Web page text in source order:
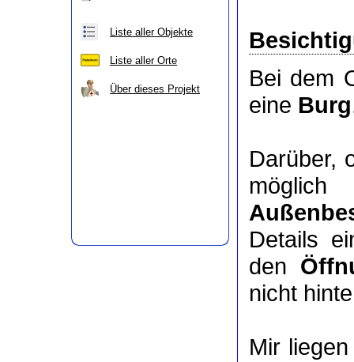
Liste aller Objekte
Liste aller Orte
Über dieses Projekt
Bei dem
eine Burg
Darüber,
Details
den
nicht
Mir